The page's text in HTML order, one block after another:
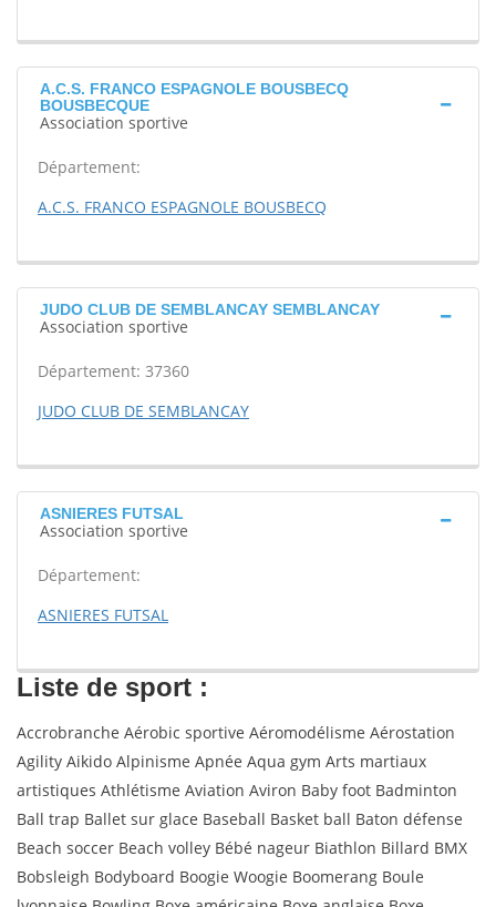
A.C.S. FRANCO ESPAGNOLE BOUSBECQ
BOUSBECQUE
Association sportive
Département:
A.C.S. FRANCO ESPAGNOLE BOUSBECQ
JUDO CLUB DE SEMBLANCAY SEMBLANCAY
Association sportive
Département: 37360
JUDO CLUB DE SEMBLANCAY
ASNIERES FUTSAL
Association sportive
Département:
ASNIERES FUTSAL
Liste de sport :
Accrobranche Aérobic sportive Aéromodélisme Aérostation
Agility Aikido Alpinisme Apnée Aqua gym Arts martiaux
artistiques Athlétisme Aviation Aviron Baby foot Badminton
Ball trap Ballet sur glace Baseball Basket ball Baton défense
Beach soccer Beach volley Bébé nageur Biathlon Billard BMX
Bobsleigh Bodyboard Boogie Woogie Boomerang Boule